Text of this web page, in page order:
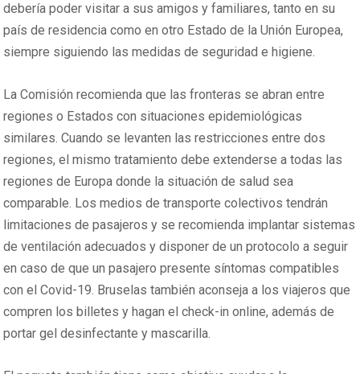
debería poder visitar a sus amigos y familiares, tanto en su
país de residencia como en otro Estado de la Unión Europea,
siempre siguiendo las medidas de seguridad e higiene.
La Comisión recomienda que las fronteras se abran entre
regiones o Estados con situaciones epidemiológicas
similares. Cuando se levanten las restricciones entre dos
regiones, el mismo tratamiento debe extenderse a todas las
regiones de Europa donde la situación de salud sea
comparable. Los medios de transporte colectivos tendrán
limitaciones de pasajeros y se recomienda implantar sistemas
de ventilación adecuados y disponer de un protocolo a seguir
en caso de que un pasajero presente síntomas compatibles
con el Covid-19. Bruselas también aconseja a los viajeros que
compren los billetes y hagan el check-in online, además de
portar gel desinfectante y mascarilla.